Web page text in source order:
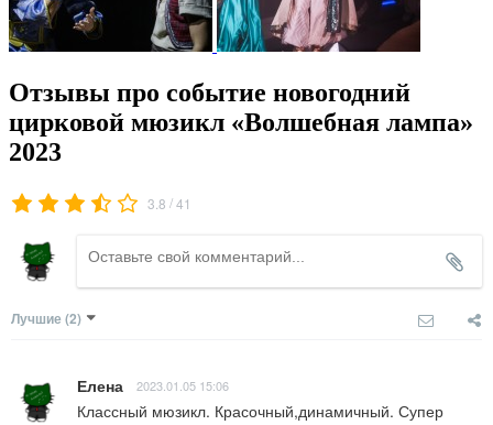
Отзывы про событие новогодний
цирковой мюзикл «Волшебная лампа»
2023
3.8 /41
Лучшие (2)
Елена 2023.01.05 15:06
Классный мюзикл. Красочный,динамичный. Супер